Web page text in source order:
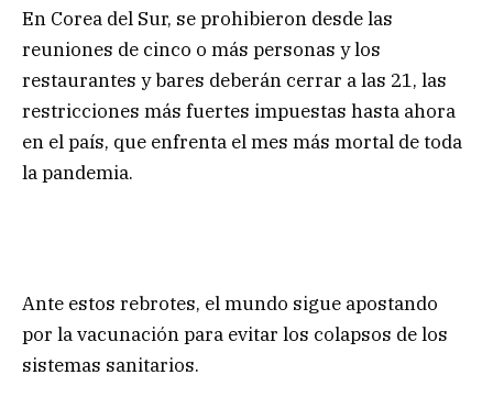
En Corea del Sur, se prohibieron desde las
reuniones de cinco o más personas y los
restaurantes y bares deberán cerrar a las 21, las
restricciones más fuertes impuestas hasta ahora
en el país, que enfrenta el mes más mortal de toda
la pandemia.
Ante estos rebrotes, el mundo sigue apostando
por la vacunación para evitar los colapsos de los
sistemas sanitarios.